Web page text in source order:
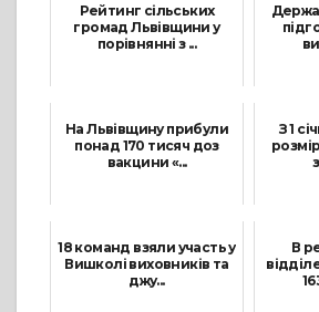
Рейтинг сільських
громад Львівщини у
порівнянні з ...
На Львівщину прибули
понад 170 тисяч доз
вакцини «...
З 1
18 команд взяли участь у
Вишколі виховників та
джу...
В